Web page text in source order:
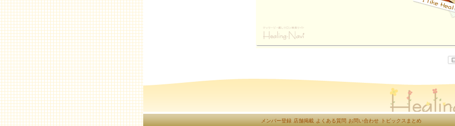
メンバー登録 店舗掲載 よくある質問 お問い合わせ トピックスまとめ